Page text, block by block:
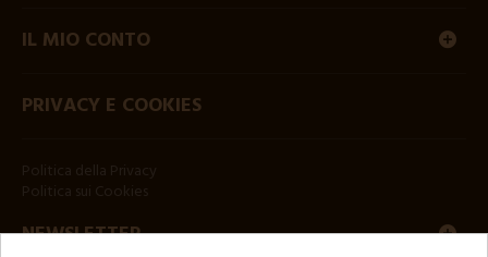
IL MIO CONTO
PRIVACY E COOKIES
NEWSLETTER